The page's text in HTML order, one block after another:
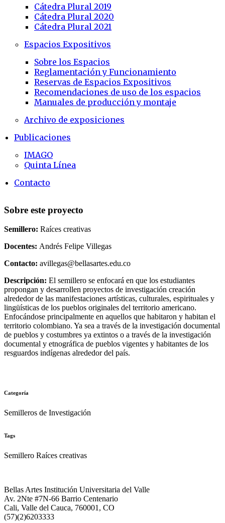
Cátedra Plural 2019
Cátedra Plural 2020
Cátedra Plural 2021
Espacios Expositivos
Sobre los Espacios
Reglamentación y Funcionamiento
Reservas de Espacios Expositivos
Recomendaciones de uso de los espacios
Manuales de producción y montaje
Archivo de exposiciones
Publicaciones
IMAGO
Quinta Línea
Contacto
Sobre este proyecto
Semillero: Raíces creativas
Docentes: Andrés Felipe Villegas
Contacto: avillegas@bellasartes.edu.co
Descripción: El semillero se enfocará en que los estudiantes
propongan y desarrollen proyectos de investigación creación
alrededor de las manifestaciones artísticas, culturales, espirituales y
lingüísticas de los pueblos originales del territorio americano.
Enfocándose principalmente en aquellos que habitaron y habitan el
territorio colombiano. Ya sea a través de la investigación documental
de pueblos y costumbres ya extintos o a través de la investigación
documental y etnográfica de pueblos vigentes y habitantes de los
resguardos indígenas alrededor del país.
Categoría
Semilleros de Investigación
Tags
Semillero Raíces creativas
Bellas Artes Institución Universitaria del Valle
Av. 2Nte #7N-66 Barrio Centenario
Cali, Valle del Cauca, 760001, CO
(57)(2)6203333